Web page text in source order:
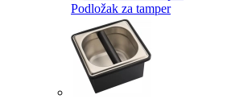
Podložak za tamper